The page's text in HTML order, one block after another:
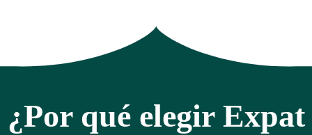
¿Por qué elegir Expat